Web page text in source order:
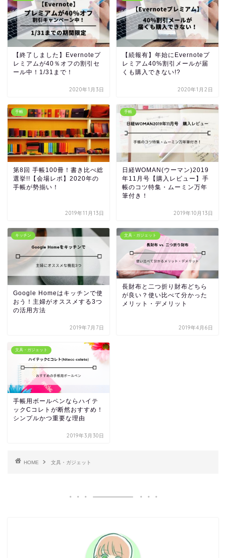
【終了しました】Evernoteプ
レミアムが40％オフの割引セ
ール中！1/31まで！
2020年1月3日
【続報有】年始にEvernoteプ
レミアム40%割引メールが届
くも購入できない!?
2020年1月2日
手帳
第8回 手帳100冊！書き比べ総
選挙!!【会場レポ】2020年の
手帳が勢揃い！
2019年11月13日
手帳
日経WOMAN(ウーマン)2019
年11月号【購入レビュー】手
帳のコツ特集・ムーミン万年
筆付き！
2019年10月13日
キッチン
Google Homeはキッチンで使
おう！主婦がオススメする3つ
の活用方法
2019年7月7日
文具・ガジェット
長財布と二つ折り財布どちら
が良い？使い比べて分かった
メリット・デメリット
2019年4月6日
文具・ガジェット
手帳用ボールペンならハイテ
ックCコレトが断然おすすめ！
シンプルかつ重要な理由
2019年3月30日
HOME 文具・ガジェット